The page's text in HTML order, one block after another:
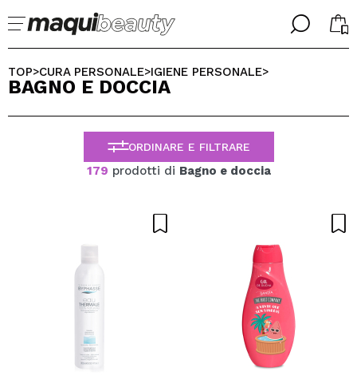
╳
Sono già #maquilover, ho un account
Ha dimenticato la password?
Non ho un account qui
VOGLIO REGISTRARMI
╳
SELEZIONA LA TUA LINGUA
ITALIANO
ESPAÑOL
ENGLISH
FRANCES
TOP>CURA PERSONALE>IGIENE PERSONALE>
BAGNO E DOCCIA
ORDINARE E FILTRARE
179 prodotti di Bagno e doccia